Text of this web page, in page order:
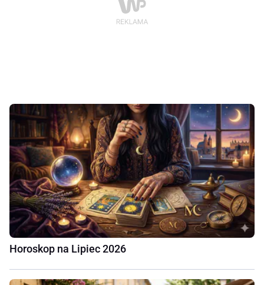
Horoskop na Lipiec 2026